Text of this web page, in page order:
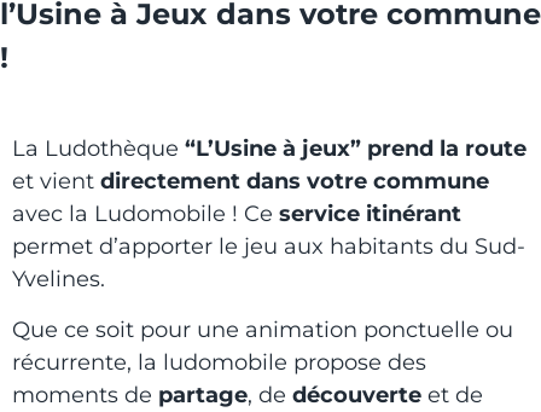
l’Usine à Jeux dans votre commune
!
La Ludothèque “L’Usine à jeux” prend la route
et vient directement dans votre commune
avec la Ludomobile ! Ce service itinérant
permet d’apporter le jeu aux habitants du Sud-
Yvelines.
Que ce soit pour une animation ponctuelle ou
récurrente, la ludomobile propose des
moments de partage, de découverte et de